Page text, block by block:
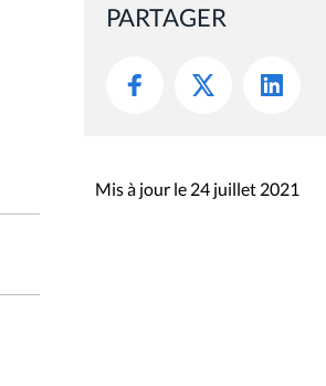
PARTAGER
Mis à jour le 24 juillet 2021